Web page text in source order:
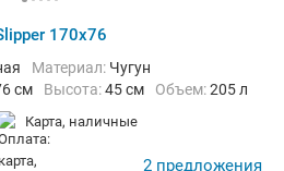
170x76
Материал: Чугун
см Высота:45 см Объем:205 л
карта, наличные
2 предложения